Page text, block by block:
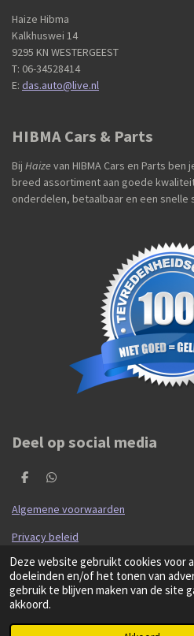
Deze website gebruikt cookies voor
doeleinden en/of het tonen van
gebruik te blijven maken van de site
akkoord.
Haize Hibma
Kalkhuswei 14
9295 KN WESTERGEEST
T: 06-34528414
E: das.auto@live.nl
HIBMA Cars & Parts
Bij Haizevan HIBMA Cars en Parts
breed assortiment aan goede
onderdelen, betaalbaar en een snelle
Deel op social media
D
l
e
D
l
e
Algemene voorwaarden
Privacy beleid
Powered by JouwWeb